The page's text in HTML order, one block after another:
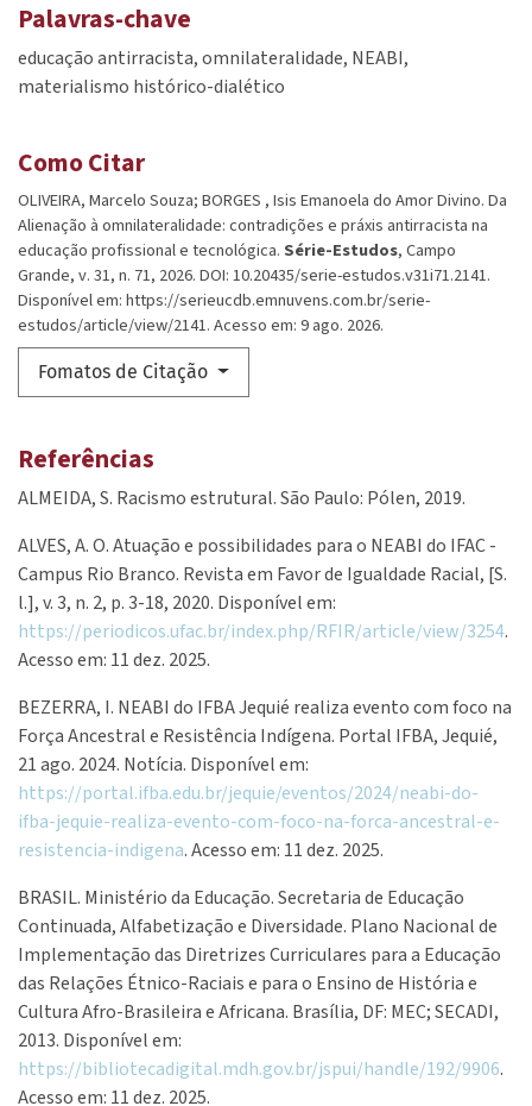
Palavras-chave
educação antirracista omnilateralidade NEABI
materialismo histórico-dialético
Como Citar
OLIVEIRA, Marcelo Souza; BORGES , Isis Emanoela do Amor Divino. Da
Alienação à omnilateralidade: contradições e práxis antirracista na
educação profissional e tecnológica. Série-Estudos, Campo
Grande, v. 31, n. 71, 2026. DOI: 10.20435/serie-estudos.v31i71.2141.
Disponível em: https://serieucdb.emnuvens.com.br/serie-
estudos/article/view/2141. Acesso em: 9 ago. 2026.
Fomatos de Citação
Referências
ALMEIDA, S. Racismo estrutural. São Paulo: Pólen, 2019.
ALVES, A. O. Atuação e possibilidades para o NEABI do IFAC -
Campus Rio Branco. Revista em Favor de Igualdade Racial, [S.
l.], v. 3, n. 2, p. 3-18, 2020. Disponível em:
https://periodicos.ufac.br/index.php/RFIR/article/view/3254.
Acesso em: 11 dez. 2025.
BEZERRA, I. NEABI do IFBA Jequié realiza evento com foco na
Força Ancestral e Resistência Indígena. Portal IFBA, Jequié,
21 ago. 2024. Notícia. Disponível em:
https://portal.ifba.edu.br/jequie/eventos/2024/neabi-do-
ifba-jequie-realiza-evento-com-foco-na-forca-ancestral-e-
resistencia-indigena. Acesso em: 11 dez. 2025.
BRASIL. Ministério da Educação. Secretaria de Educação
Continuada, Alfabetização e Diversidade. Plano Nacional de
Implementação das Diretrizes Curriculares para a Educação
das Relações Étnico-Raciais e para o Ensino de História e
Cultura Afro-Brasileira e Africana. Brasília, DF: MEC; SECADI,
2013. Disponível em:
https://bibliotecadigital.mdh.gov.br/jspui/handle/192/9906.
Acesso em: 11 dez. 2025.